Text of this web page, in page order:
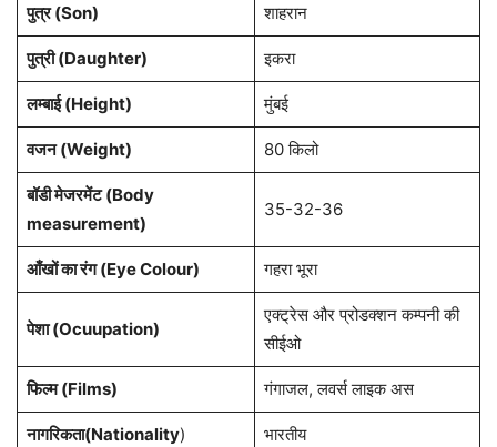
पुत्र (Son) शाहरान
पुत्री (Daughter) इकरा
लम्बाई (Height) मुंबई
वजन (Weight) 80 किलो
बॉडी मेजरमेंट (Body
measurement)
35-32-36
आँखों का रंग (Eye Colour) गहरा भूरा
पेशा (Ocuupation)
एक्ट्रेस और प्रोडक्शन कम्पनी की
सीईओ
फिल्म (Films) गंगाजल, लवर्स लाइक अस
नागरिकता(Nationality) भारतीय